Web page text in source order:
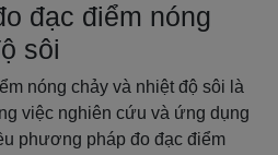
đạc điểm nóng
sôi
nóng chảy và nhiệt độ sôi là
việc nghiên cứu và ứng dụng
phương pháp đo đạc điểm